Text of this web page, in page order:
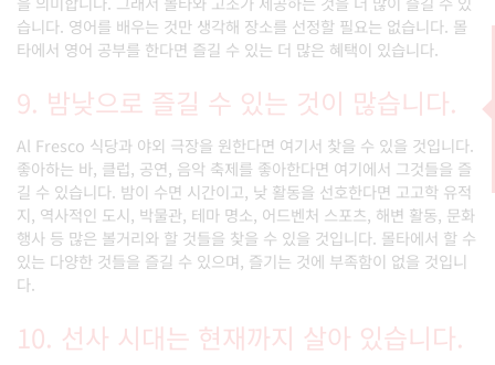
습니다. 영어를 배우는 것만 생각해 장소를 선정할 필요는 없습니다. 몰
타에서 영어 공부를 한다면 즐길 수 있는 더 많은 혜택이 있습니다.
9. 밤낮으로 즐길 수 있는 것이 많습니다.
Al Fresco 식당과 야외 극장을 원한다면 여기서 찾을 수 있을 것입니다.
좋아하는 바, 클럽, 공연, 음악 축제를 좋아한다면 여기에서 그것들을 즐
길 수 있습니다. 밤이 수면 시간이고, 낮 활동을 선호한다면 고고학 유적
지, 역사적인 도시, 박물관, 테마 명소, 어드벤처 스포츠, 해변 활동, 문화
행사 등 많은 볼거리와 할 것들을 찾을 수 있을 것입니다. 몰타에서 할 수
있는 다양한 것들을 즐길 수 있으며, 즐기는 것에 부족함이 없을 것입니
다.
10. 선사 시대는 현재까지 살아 있습니다.